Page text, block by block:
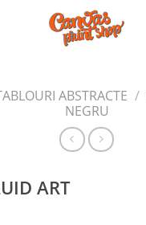
CANVAS
PRINT SHOP
ABSTRACTE /
NEGRU
ART